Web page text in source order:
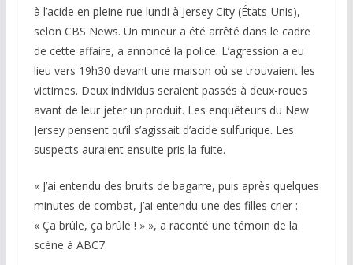
à l’acide en pleine rue lundi à Jersey City (États-Unis),
selon CBS News. Un mineur a été arrêté dans le cadre
de cette affaire, a annoncé la police. L’agression a eu
lieu vers 19h30 devant une maison où se trouvaient les
victimes. Deux individus seraient passés à deux-roues
avant de leur jeter un produit. Les enquêteurs du New
Jersey pensent qu’il s’agissait d’acide sulfurique. Les
suspects auraient ensuite pris la fuite.
« J’ai entendu des bruits de bagarre, puis après quelques
minutes de combat, j’ai entendu une des filles crier :
« Ça brûle, ça brûle ! » », a raconté une témoin de la
scène à ABC7.